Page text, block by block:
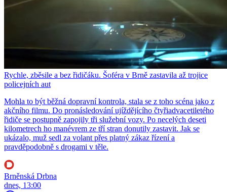
Rychle, zběsile a bez řidičáku. Šoféra v Brně zastavila až trojice
policejních aut
Mohla to být běžná dopravní kontrola, stala se z toho scéna jako z
akčního filmu. Do pronásledování ujíždějícího čtyřiadvacetiletého
řidiče se postupně zapojily tři služební vozy. Po necelých deseti
kilometrech ho manévrem ze tří stran donutily zastavit. Jak se
ukázalo, muž sedl za volant přes platný zákaz řízení a
pravděpodobně s drogami v těle.
Brněnská Drbna
dnes, 13:00